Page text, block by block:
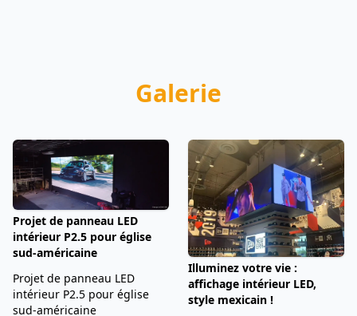
Galerie
Projet de panneau LED
intérieur P2.5 pour église
sud-américaine
Projet de panneau LED
intérieur P2.5 pour église
sud-américaine
Illuminez votre vie :
affichage intérieur LED,
style mexicain !